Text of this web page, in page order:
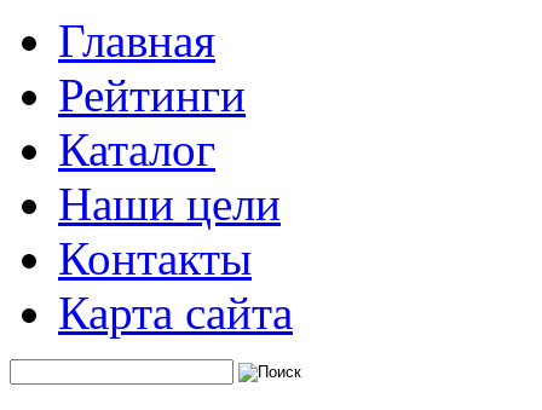
Главная
Рейтинги
Каталог
Наши цели
Контакты
Карта сайта